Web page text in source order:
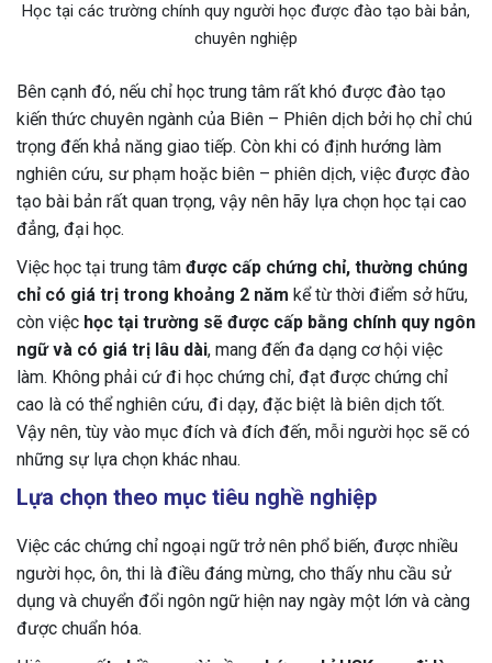
Học tại các trường chính quy người học được đào tạo bài bản,
chuyên nghiệp
Bên cạnh đó, nếu chỉ học trung tâm rất khó được đào tạo
kiến thức chuyên ngành của Biên – Phiên dịch bởi họ chỉ chú
trọng đến khả năng giao tiếp. Còn khi có định hướng làm
nghiên cứu, sư phạm hoặc biên – phiên dịch, việc được đào
tạo bài bản rất quan trọng, vậy nên hãy lựa chọn học tại cao
đẳng, đại học.
Việc học tại trung tâm được cấp chứng chỉ, thường chúng
chỉ có giá trị trong khoảng 2 năm kể từ thời điểm sở hữu,
còn việc học tại trường sẽ được cấp bằng chính quy ngôn
ngữ và có giá trị lâu dài, mang đến đa dạng cơ hội việc
làm. Không phải cứ đi học chứng chỉ, đạt được chứng chỉ
cao là có thể nghiên cứu, đi dạy, đặc biệt là biên dịch tốt.
Vậy nên, tùy vào mục đích và đích đến, mỗi người học sẽ có
những sự lựa chọn khác nhau.
Lựa chọn theo mục tiêu nghề nghiệp
Việc các chứng chỉ ngoại ngữ trở nên phổ biến, được nhiều
người học, ôn, thi là điều đáng mừng, cho thấy nhu cầu sử
dụng và chuyển đổi ngôn ngữ hiện nay ngày một lớn và càng
được chuẩn hóa.